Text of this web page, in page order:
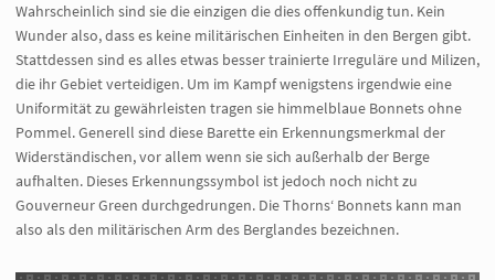
Wahrscheinlich sind sie die einzigen die dies offenkundig tun. Kein
Wunder also, dass es keine militärischen Einheiten in den Bergen gibt.
Stattdessen sind es alles etwas besser trainierte Irreguläre und Milizen,
die ihr Gebiet verteidigen. Um im Kampf wenigstens irgendwie eine
Uniformität zu gewährleisten tragen sie himmelblaue Bonnets ohne
Pommel. Generell sind diese Barette ein Erkennungsmerkmal der
Widerständischen, vor allem wenn sie sich außerhalb der Berge
aufhalten. Dieses Erkennungssymbol ist jedoch noch nicht zu
Gouverneur Green durchgedrungen. Die Thorns‘ Bonnets kann man
also als den militärischen Arm des Berglandes bezeichnen.